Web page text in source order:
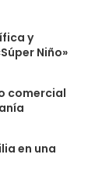
y
Niño»
comercial
en una